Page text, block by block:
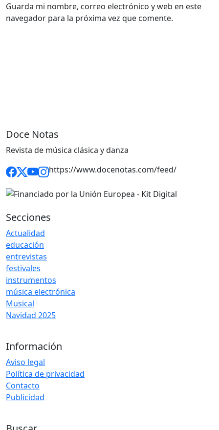
Guarda mi nombre, correo electrónico y web en este
navegador para la próxima vez que comente.
Doce Notas
Revista de música clásica y danza
https://www.docenotas.com/feed/
Secciones
Actualidad
educación
entrevistas
festivales
instrumentos
música electrónica
Musical
Navidad 2025
Información
Aviso legal
Política de privacidad
Contacto
Publicidad